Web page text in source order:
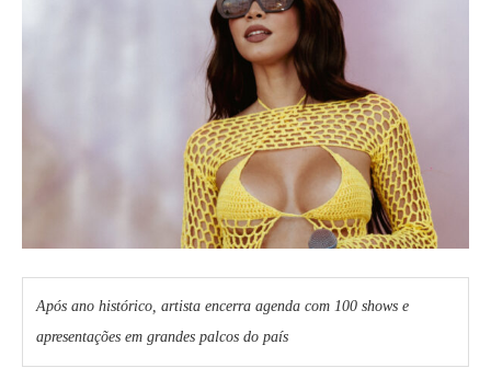
Após ano histórico, artista encerra agenda com 100 shows e
apresentações em grandes palcos do país